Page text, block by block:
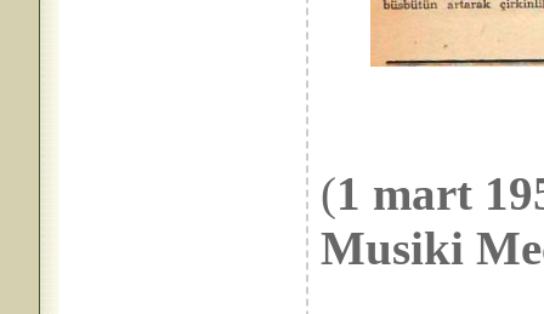
(1 mart
Musiki